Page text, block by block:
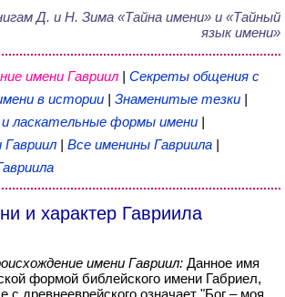
Д. и Н. Зима «Тайна имени» и «Тайный
язык имени»
имени Гавриил | Секреты общения с
в истории | Знаменитые тезки |
ласкательные формы имени |
| Все именины Гавриила |
и характер Гавриила
имени Гавриил: Данное имя
формой библейского имени Габриел,
с древнееврейского означает "Бог – моя